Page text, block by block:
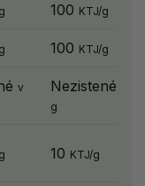
100 KTJ/g
100 KTJ/g
v
Nezistené
g
10 KTJ/g